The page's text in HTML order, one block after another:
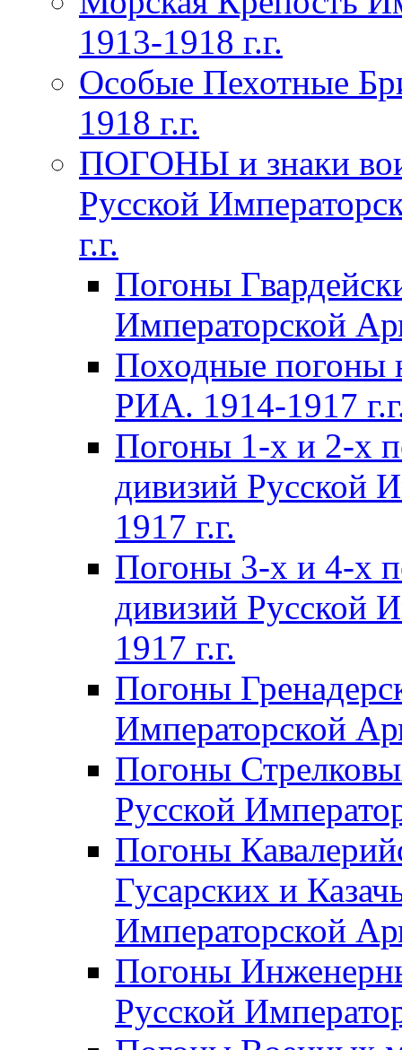
1913-1918 г.г.
Особые Пехотные
1918 г.г.
ПОГОНЫ и знаки
Русской
г.г.
Погоны
Императорской
Походные погоны
РИА. 1914-1917
Погоны 1-х и 2-х
дивизий Русской
1917 г.г.
Погоны 3-х и 4-х
дивизий Русской
1917 г.г.
Погоны
Императорской
Погоны
Русской
Погоны
Гусарских и
Императорской
Погоны
Русской